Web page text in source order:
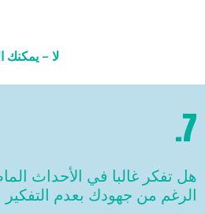
لا – يمكنك
7.
هل تفكر غالبا في الأحداث
الرغم من جهودك بعدم التفكير